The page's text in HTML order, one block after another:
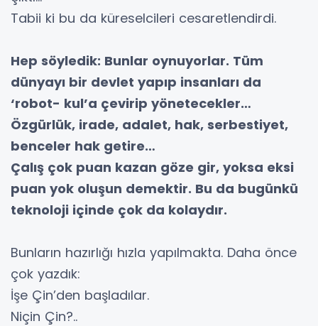
Tabii ki bu da küreselcileri cesaretlendirdi.
Hep söyledik: Bunlar oynuyorlar. Tüm
dünyayı bir devlet yapıp insanları da
‘robot- kul’a çevirip yönetecekler…
Özgürlük, irade, adalet, hak, serbestiyet,
benceler hak getire…
Çalış çok puan kazan göze gir, yoksa eksi
puan yok oluşun demektir. Bu da bugünkü
teknoloji içinde çok da kolaydır.
Bunların hazırlığı hızla yapılmakta. Daha önce
çok yazdık:
İşe Çin’den başladılar.
Niçin Çin?..